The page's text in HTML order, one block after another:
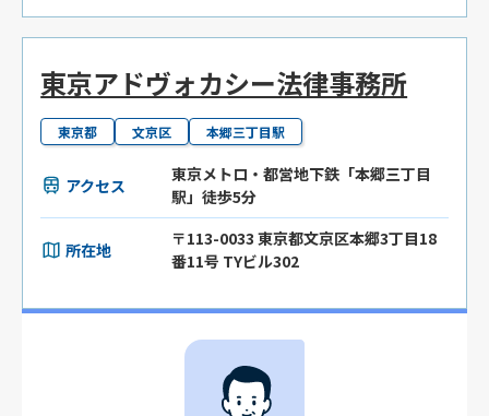
東京アドヴォカシー法律事務所
東京都 文京区 本郷三丁目駅
アクセス
東京メトロ・都営地下鉄「本郷三丁目
駅」徒歩5分
所在地
〒113-0033 東京都文京区本郷3丁目18
番11号 TYビル302